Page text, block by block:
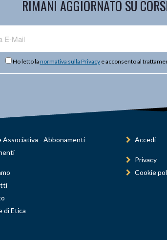
RIMANI AGGIORNATO SU
Ho letto la normativa sulla Privacye acconsento al
Associativa - Abbonamenti
di Etica
Accedi
Privacy
Cookie